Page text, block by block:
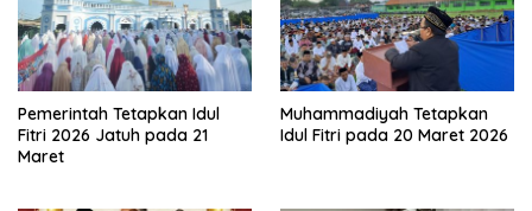
Pemerintah Tetapkan Idul
Fitri 2026 Jatuh pada 21
Maret
Muhammadiyah Tetapkan
Idul Fitri pada 20 Maret 2026